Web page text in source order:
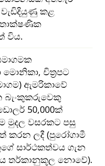
කළ
තාක්ෂණික
විය.
මොනිකා, චිත්‍රපට
ඇමරිකාවේ
බැංකුකරුවෙකු
50,000ක්
මුදල වසරකට පසු
කරන ලදී (පුරෝගාමී
සාර්ථකත්වය ගැන
තර්කානුකූල නොවේ).